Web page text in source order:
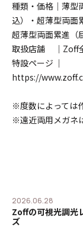
種類・価格｜薄型
込）・超薄型両面
超薄型両面累進（
取扱店舗
｜Zoff
特設ページ ｜
https://
※度数によっては
※遠近両用メガネ
2026.06.28
Zoffの可視光調光
ズ